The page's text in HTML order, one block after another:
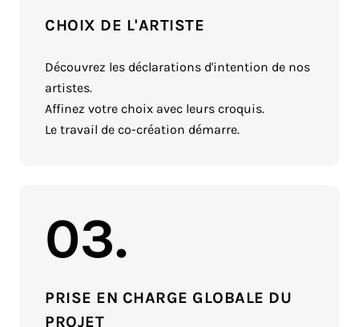
CHOIX DE L'ARTISTE
Découvrez les déclarations d'intention de nos
artistes.
Affinez votre choix avec leurs croquis.
Le travail de co-création démarre.
03.
PRISE EN CHARGE GLOBALE DU
PROJET